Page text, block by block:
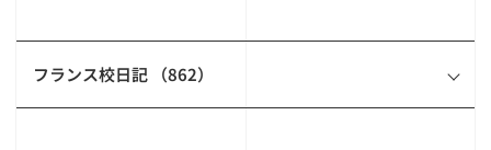
フランス校日記 （862）